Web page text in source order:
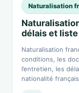
Naturalisation
délais et
Naturalisation
conditions, les
l’entretien, les
nationalité